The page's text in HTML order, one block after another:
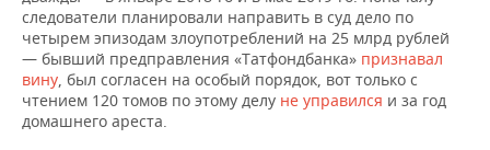
ФИГУРНОЕ КАТАНИЕ
ВОДНЫЕ ВИДЫ СПОРТА
ХОККЕЙ С МЯЧОМ
МЕДИЦИНА
ОБРАЗОВАНИЕ
ПРОИСШЕСТВИЯ
следователи планировали направить в суд дело по
четырем эпизодам злоупотреблений на 25 млрд рублей
— бывший предправления «Татфондбанка» признавал
вину, был согласен на особый порядок, вот только с
чтением 120 томов по этому делу не управился и за год
домашнего ареста.